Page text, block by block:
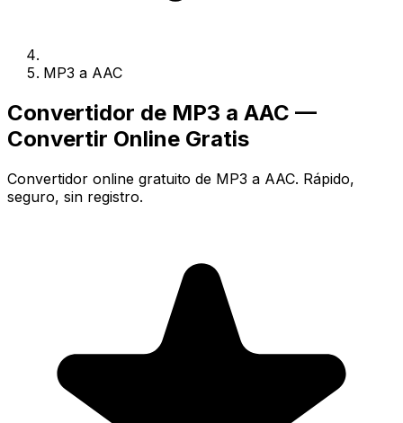
MP3 a AAC
Convertidor de MP3 a AAC —
Convertir Online Gratis
Convertidor online gratuito de MP3 a AAC. Rápido,
seguro, sin registro.